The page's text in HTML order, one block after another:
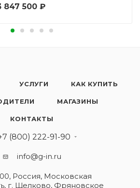
847 500 ₽
УСЛУГИ КАК КУПИТЬ
МАГАЗИНЫ
КОНТАКТЫ
(800) 222-91-90
info@g-in.ru
Россия, Московская
г. Щелково, Фряновское